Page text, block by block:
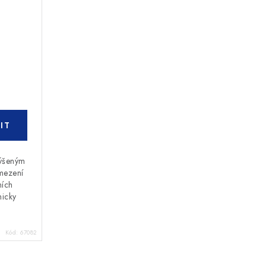
Kód: 67082